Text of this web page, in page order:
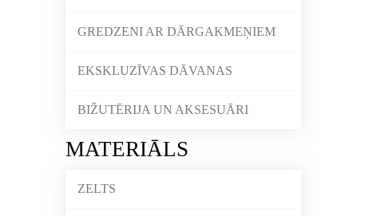
GREDZENI AR DĀRGAKMEŅIEM
EKSKLUZĪVAS DĀVANAS
BIŽUTĒRIJA UN AKSESUĀRI
MATERIĀLS
ZELTS